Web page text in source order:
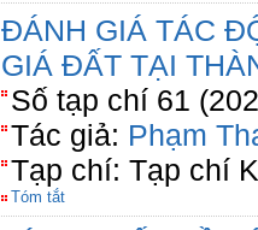
ĐÁNH GIÁ TÁC
GIÁ ĐẤT TẠI
Số tạp chí 61
Tác giả: Phạm
Tạp chí: Tạp chí
Tóm tắt